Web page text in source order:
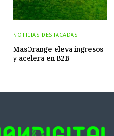
NOTICIAS DESTACADAS
MasOrange eleva ingresos
y acelera en B2B